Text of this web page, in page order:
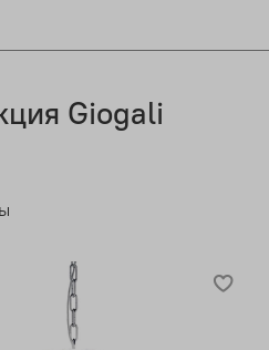
Giogali